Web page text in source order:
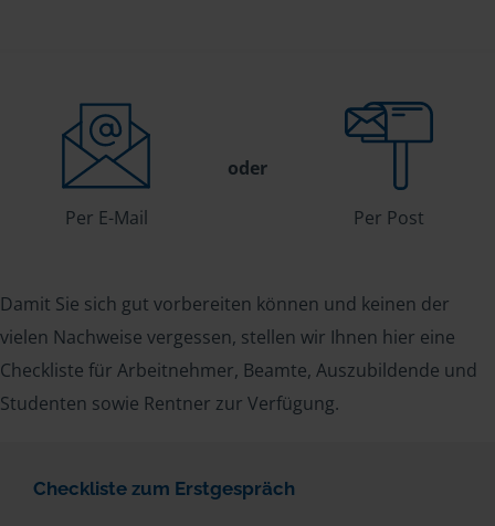
Per E-Mail
oder
Per Post
Damit Sie sich gut vorbereiten können und keinen der
vielen Nachweise vergessen, stellen wir Ihnen hier eine
Checkliste für Arbeitnehmer, Beamte, Auszubildende und
Studenten sowie Rentner zur Verfügung.
Checkliste zum Erstgespräch